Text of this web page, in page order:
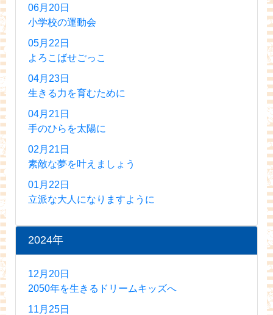
06月20日
小学校の運動会
05月22日
よろこばせごっこ
04月23日
生きる力を育むために
04月21日
手のひらを太陽に
02月21日
素敵な夢を叶えましょう
01月22日
立派な大人になりますように
2024年
12月20日
2050年を生きるドリームキッズへ
11月25日